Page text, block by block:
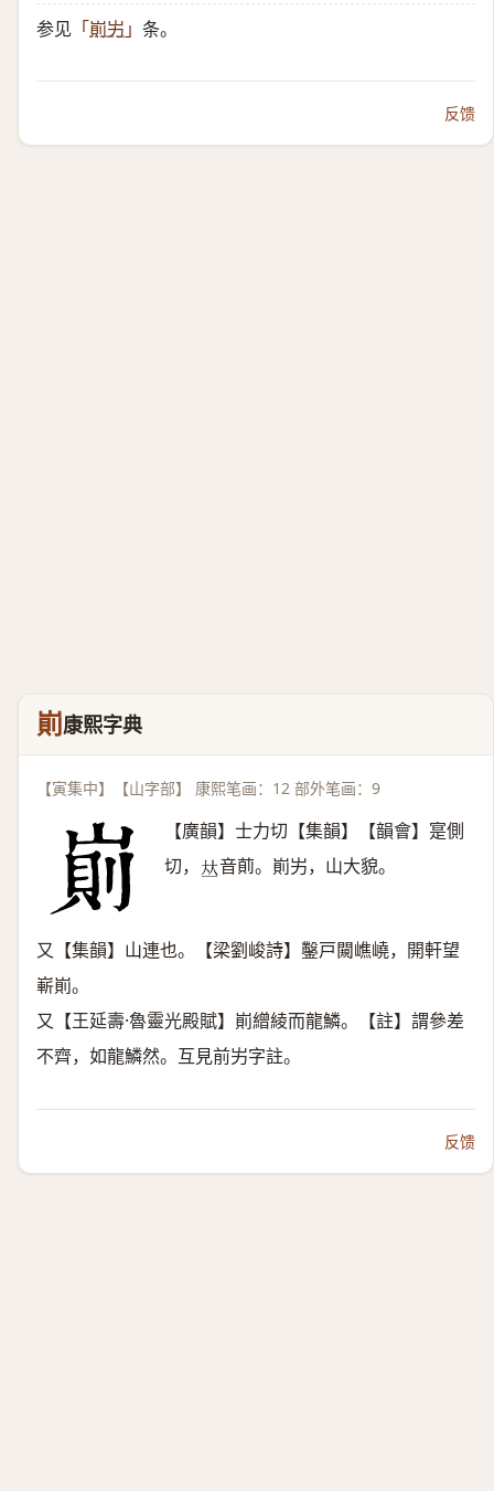
参见 「 崱屴 」 条。
反馈
崱康熙字典
【寅集中】【山字部】 康熙笔画：12 部外笔画：9
【廣韻】士力切【集韻】【韻會】寔側
切， 𠀤音萴。崱屴，山大貌。
又【集韻】山連也。【梁劉峻詩】鑿戸闚嶕嶢，開軒望
嶄崱。
又【王延壽·魯靈光殿賦】崱繒綾而龍鱗。【註】謂參差
不齊，如龍鱗然。互見前屴字註。
反馈